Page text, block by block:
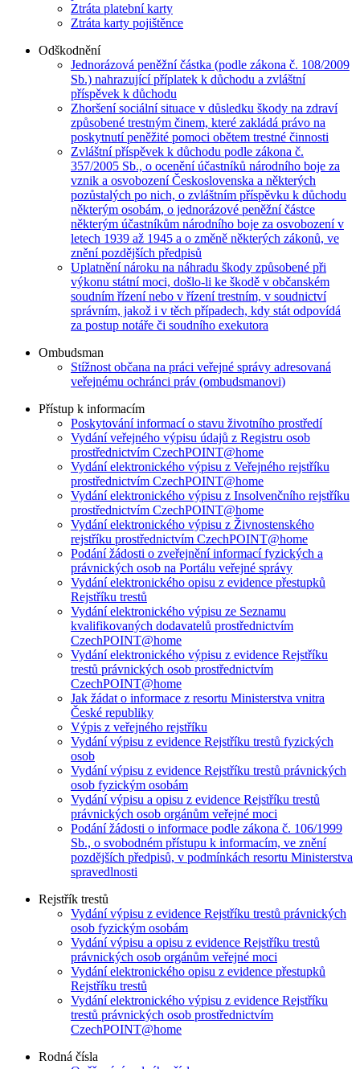
Ztráta platební karty
Ztráta karty pojištěnce
Odškodnění
Jednorázová peněžní částka (podle zákona č. 108/2009
Sb.) nahrazující příplatek k důchodu a zvláštní
příspěvek k důchodu
Zhoršení sociální situace v důsledku škody na zdraví
způsobené trestným činem, které zakládá právo na
poskytnutí peněžité pomoci obětem trestné činnosti
Zvláštní příspěvek k důchodu podle zákona č.
357/2005 Sb., o ocenění účastníků národního boje za
vznik a osvobození Československa a některých
pozůstalých po nich, o zvláštním příspěvku k důchodu
některým osobám, o jednorázové peněžní částce
některým účastníkům národního boje za osvobození v
letech 1939 až 1945 a o změně některých zákonů, ve
znění pozdějších předpisů
Uplatnění nároku na náhradu škody způsobené při
výkonu státní moci, došlo-li ke škodě v občanském
soudním řízení nebo v řízení trestním, v soudnictví
správním, jakož i v těch případech, kdy stát odpovídá
za postup notáře či soudního exekutora
Ombudsman
Stížnost občana na práci veřejné správy adresovaná
veřejnému ochránci práv (ombudsmanovi)
Přístup k informacím
Poskytování informací o stavu životního prostředí
Vydání veřejného výpisu údajů z Registru osob
prostřednictvím CzechPOINT@home
Vydání elektronického výpisu z Veřejného rejstříku
prostřednictvím CzechPOINT@home
Vydání elektronického výpisu z Insolvenčního rejstříku
prostřednictvím CzechPOINT@home
Vydání elektronického výpisu z Živnostenského
rejstříku prostřednictvím CzechPOINT@home
Podání žádosti o zveřejnění informací fyzických a
právnických osob na Portálu veřejné správy
Vydání elektronického opisu z evidence přestupků
Rejstříku trestů
Vydání elektronického výpisu ze Seznamu
kvalifikovaných dodavatelů prostřednictvím
CzechPOINT@home
Vydání elektronického výpisu z evidence Rejstříku
trestů právnických osob prostřednictvím
CzechPOINT@home
Jak žádat o informace z resortu Ministerstva vnitra
České republiky
Výpis z veřejného rejstříku
Vydání výpisu z evidence Rejstříku trestů fyzických
osob
Vydání výpisu z evidence Rejstříku trestů právnických
osob fyzickým osobám
Vydání výpisu a opisu z evidence Rejstříku trestů
právnických osob orgánům veřejné moci
Podání žádosti o informace podle zákona č. 106/1999
Sb., o svobodném přístupu k informacím, ve znění
pozdějších předpisů, v podmínkách resortu Ministerstva
spravedlnosti
Rejstřík trestů
Vydání výpisu z evidence Rejstříku trestů právnických
osob fyzickým osobám
Vydání výpisu a opisu z evidence Rejstříku trestů
právnických osob orgánům veřejné moci
Vydání elektronického opisu z evidence přestupků
Rejstříku trestů
Vydání elektronického výpisu z evidence Rejstříku
trestů právnických osob prostřednictvím
CzechPOINT@home
Rodná čísla